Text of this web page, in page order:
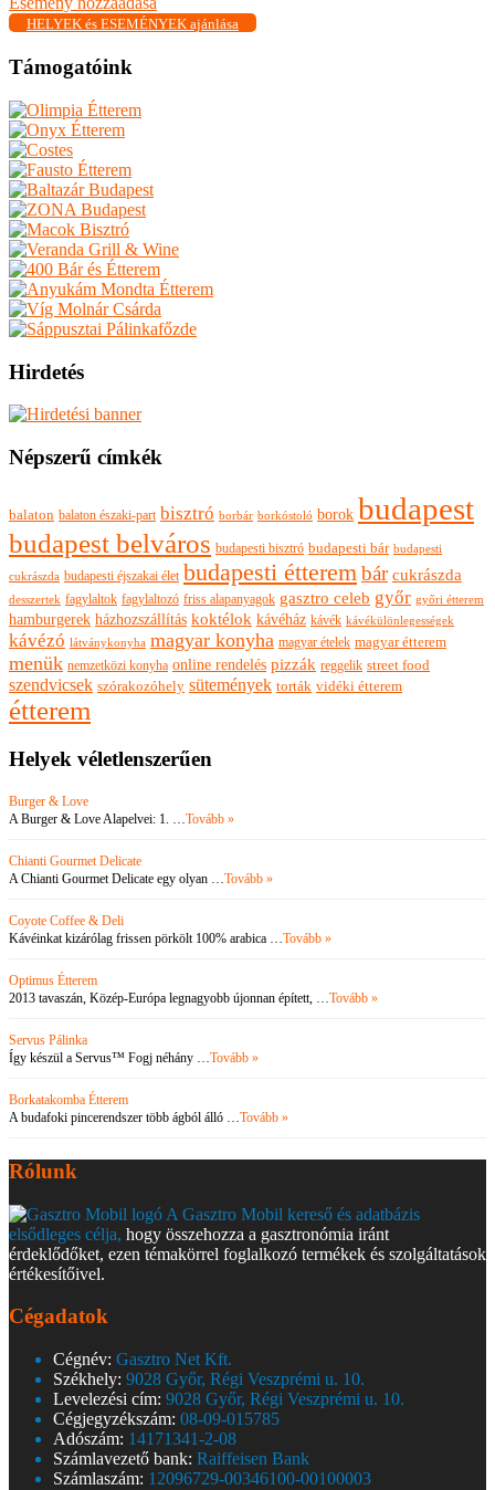
HELYEK és ESEMÉNYEK ajánlása
Támogatóink
Hirdetés
Népszerű címkék
balaton balaton északi-part bisztró borbár borkóstoló borok budapest
budapest belváros budapesti bisztró budapesti bár budapesti
cukrászda budapesti éjszakai élet budapesti étterembár cukrászda
desszertek fagylaltok fagylaltozó friss alapanyagok gasztro celeb győr győri étterem
hamburgerek házhozszállítás koktélok kávéház kávék kávékülönlegességek
kávézó látványkonyha magyar konyha magyar ételek magyar étterem
menük nemzetközi konyha online rendelés pizzák reggelik street food
szendvicsek szórakozóhely sütemények torták vidéki étterem
étterem
Helyek véletlenszerűen
Burger & Love
A Burger & Love Alapelvei: 1. …Tovább »
Chianti Gourmet Delicate
A Chianti Gourmet Delicate egy olyan …Tovább »
Coyote Coffee & Deli
Kávéinkat kizárólag frissen pörkölt 100% arabica …Tovább »
Optimus Étterem
2013 tavaszán, Közép-Európa legnagyobb újonnan épített, …Tovább »
Servus Pálinka
Így készül a Servus™ Fogj néhány …Tovább »
Borkatakomba Étterem
A budafoki pincerendszer több ágból álló …Tovább »
Rólunk
A Gasztro Mobil kereső és adatbázis
elsődleges célja, hogy összehozza a gasztronómia iránt
érdeklődőket, ezen témakörrel foglalkozó termékek és szolgáltatások
értékesítőivel.
Cégadatok
Cégnév: Gasztro Net Kft.
Székhely: 9028 Győr, Régi Veszprémi u. 10.
Levelezési cím: 9028 Győr, Régi Veszprémi u. 10.
Cégjegyzékszám: 08-09-015785
Adószám: 14171341-2-08
Számlavezető bank: Raiffeisen Bank
Számlaszám: 12096729-00346100-00100003